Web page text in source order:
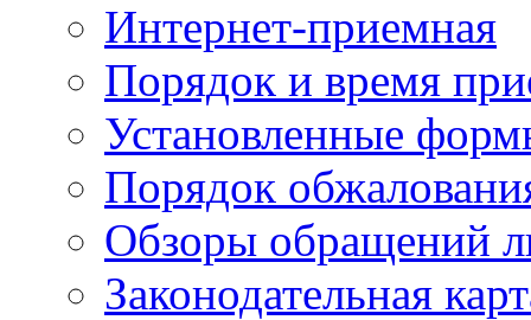
Интернет-приемная
Порядок и время
Установленные
Порядок
Обзоры обращений
Законодательная